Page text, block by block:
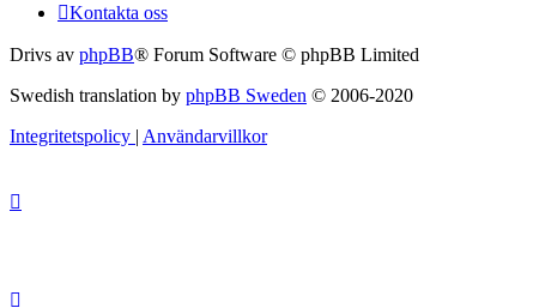
Kontakta oss
Drivs av phpBB® Forum Software © phpBB Limited
Swedish translation by phpBB Sweden © 2006-2020
Integritetspolicy | Användarvillkor